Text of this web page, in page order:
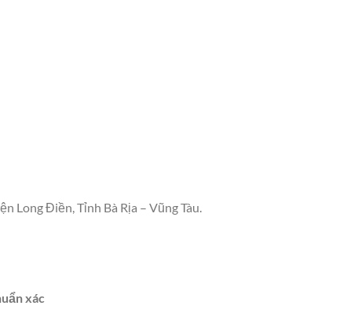
Long Điền, Tỉnh Bà Rịa – Vũng Tàu.
xác